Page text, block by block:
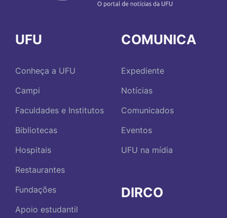
UFU
Conheça a UFU
Campi
Faculdades e Institutos
Bibliotecas
Hospitais
Restaurantes
Fundações
Apoio estudantil
COMUNICA
Expediente
Notícias
Comunicados
Eventos
UFU na mídia
DIRCO